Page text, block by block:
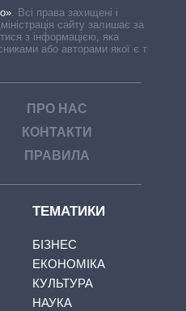
Всі права захищені і
сайту залишає за
з інформацією, яка
або авторами якої є треті
ПРО НАС
КОНТАКТИ
ПРАВИЛА
ТЕМАТИКИ
БІЗНЕС
ЕКОНОМІКА
КУЛЬТУРА
НАУКА